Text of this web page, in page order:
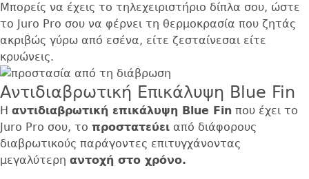
Μπορείς να έχεις το τηλεχειριστήριο δίπλα σου, ώστε
το Juro Pro σου να φέρνει τη θερμοκρασία που ζητάς
ακριβώς γύρω από εσένα, είτε ζεσταίνεσαι είτε
κρυώνεις.
Αντιδιαβρωτική Επικάλυψη Blue Fin
Η αντιδιαβρωτική επικάλυψη Blue Fin που έχει το
Juro Pro σου, το προστατεύει από διάφορους
διαβρωτικούς παράγοντες επιτυγχάνοντας
μεγαλύτερη αντοχή στο χρόνο.